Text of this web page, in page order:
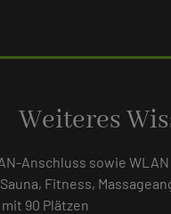
Weiteres
Anschluss sowie WLAN
Fitness,
90 Plätzen